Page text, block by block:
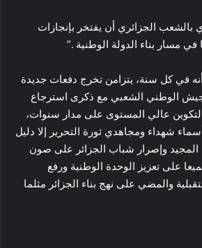
بالشعب الجزائري أن يفتخر بإنجازات
في مسار بناء الدولة الوطنية .”
في كل سنة، يتزامن تخرج دفعات جديدة
الوطني الشعبي مع ذكرى استرجاع
لتكوين عالي المستوى على مدار سنوات،
شهداء ومجاهدي ثورة التحرير إلا دليل
المجيد وإصرار شباب الجزائر على صون
على تعزيز الوحدة الوطنية ورفع
والمضي على نهج بناء الجزائر مثلما